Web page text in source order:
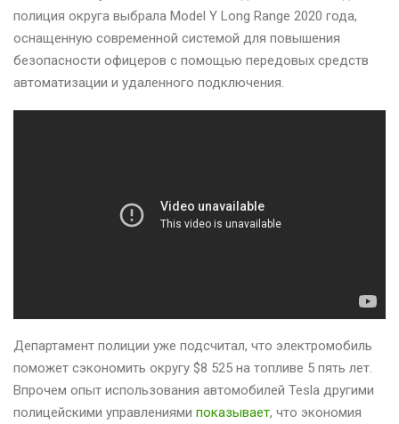
полиция округа выбрала Model Y Long Range 2020 года,
оснащенную современной системой для повышения
безопасности офицеров с помощью передовых средств
автоматизации и удаленного подключения.
Департамент полиции уже подсчитал, что электромобиль
поможет сэкономить округу $8 525 на топливе 5 пять лет.
Впрочем опыт использования автомобилей Tesla другими
полицейскими управлениями показывает, что экономия